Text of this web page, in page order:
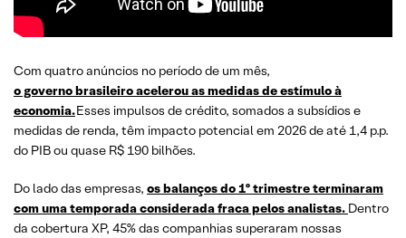
Com quatro anúncios no período de um mês,
o governo brasileiro acelerou as medidas de estímulo à
economia.Esses impulsos de crédito, somados a subsídios e
medidas de renda, têm impacto potencial em 2026 de até 1,4 p.p.
do PIB ou quase R$ 190 bilhões.
Do lado das empresas, os balanços do 1º trimestre terminaram
com uma temporada considerada fraca pelos analistas. Dentro
da cobertura XP, 45% das companhias superaram nossas